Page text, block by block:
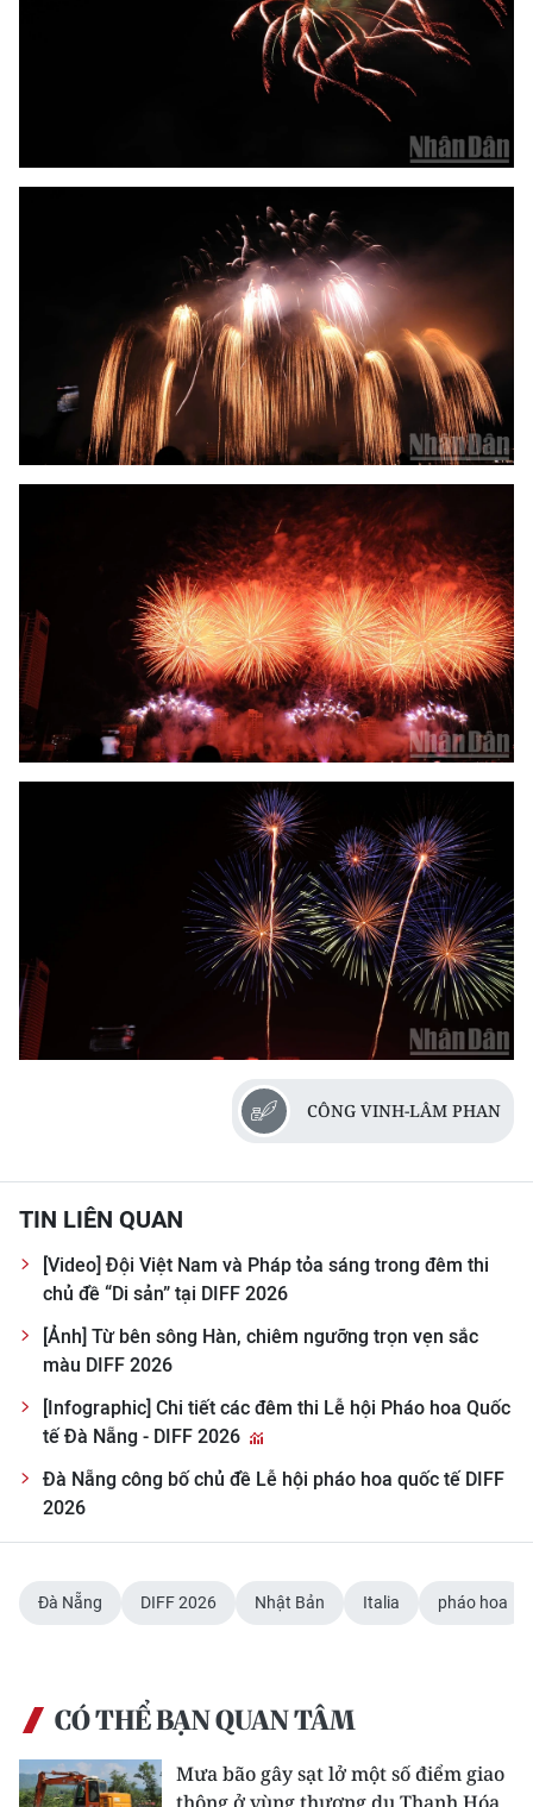
CÔNG VINH-LÂM PHAN
TIN LIÊN QUAN
[Video] Đội Việt Nam và Pháp tỏa sáng trong đêm thi
chủ đề “Di sản” tại DIFF 2026
[Ảnh] Từ bên sông Hàn, chiêm ngưỡng trọn vẹn sắc
màu DIFF 2026
[Infographic] Chi tiết các đêm thi Lễ hội Pháo hoa Quốc
tế Đà Nẵng - DIFF 2026
Đà Nẵng công bố chủ đề Lễ hội pháo hoa quốc tế DIFF
2026
Đà Nẵng DIFF 2026 Nhật Bản Italia pháo hoa
CÓ THỂ BẠN QUAN TÂM
Mưa bão gây sạt lở một số điểm giao